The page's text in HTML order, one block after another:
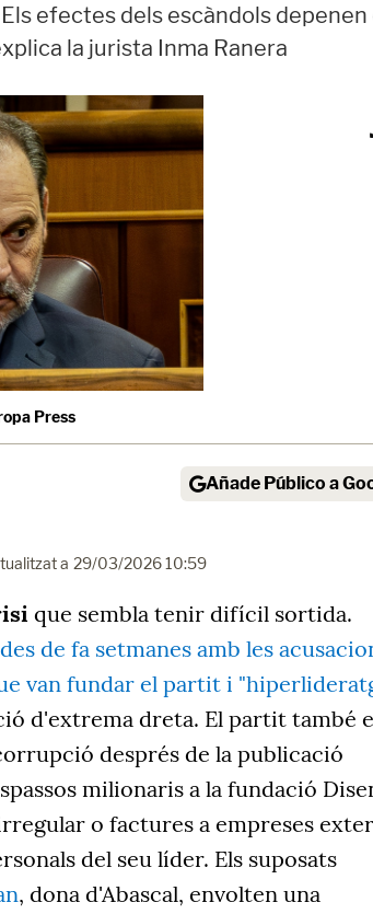
efectes dels escàndols
la jurista Inma Ranera
Press
Añade Público a
a 29/03/2026 10:59
que sembla tenir difícil sortida.
de fa setmanes amb les
van fundar el partit i
d'extrema dreta. El partit també
després de la publicació
milionaris a la fundació
o factures a empreses
del seu líder. Els suposats
, dona d'Abascal, envolten una